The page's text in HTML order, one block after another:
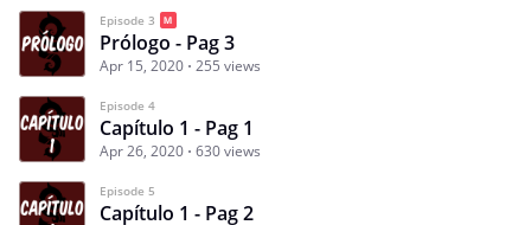
Episode 3
Prólogo - Pag 3
Apr 15, 2020 255 views
Episode 4
Capítulo 1 - Pag 1
Apr 26, 2020 630 views
Episode 5
Capítulo 1 - Pag 2